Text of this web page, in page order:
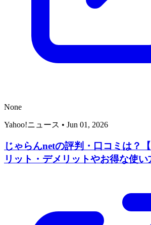
None
Yahoo!ニュース • Jun 01, 2026
じゃらんnetの評判・口コミは？
リット・デメリットやお得な使い